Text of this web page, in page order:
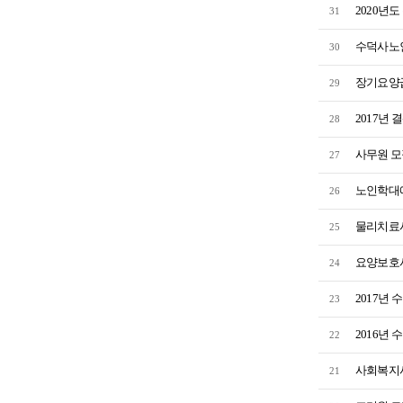
31 2020년
30 수덕사노
29 장기요
28 2017년
27 사무원
26 노인학대
25 물리치료
24 요양보호
23 2017년
22 2016년
21 사회복지